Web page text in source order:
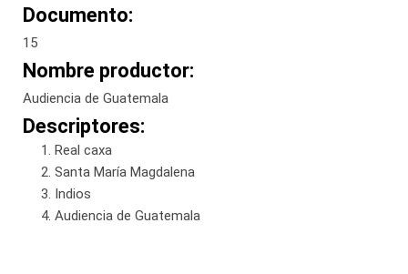
Documento:
15
Nombre productor:
Audiencia de Guatemala
Descriptores:
Real caxa
Santa María Magdalena
Indios
Audiencia de Guatemala